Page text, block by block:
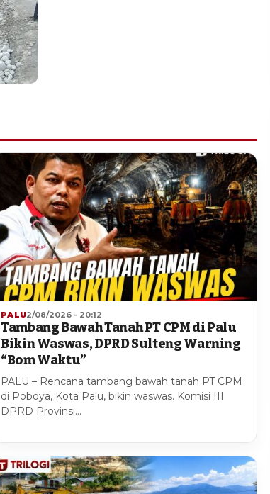
PALU2/08/2026 - 20:12
Tambang Bawah Tanah PT CPM di Palu
Bikin Waswas, DPRD Sulteng Warning
“Bom Waktu”
PALU – Rencana tambang bawah tanah PT CPM
di Poboya, Kota Palu, bikin waswas. Komisi III
DPRD Provinsi…